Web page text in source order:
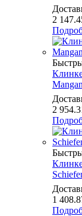
2
Mangan
2
1